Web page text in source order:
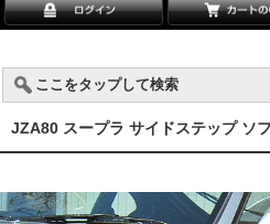
ここをタップして検索
JZA80 スープラ サイドステップ ソ